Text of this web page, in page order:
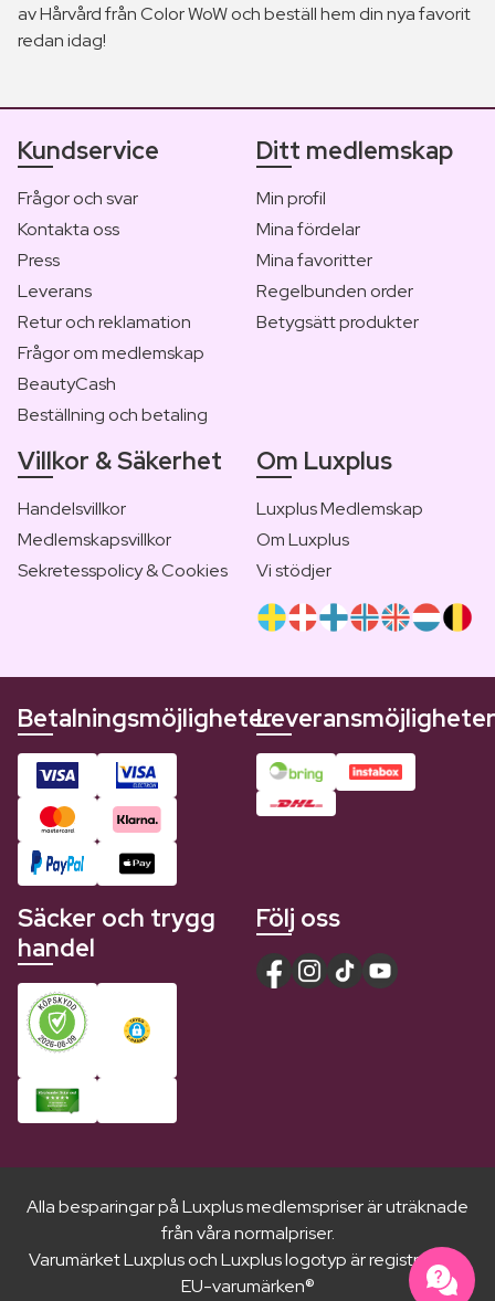
av Hårvård från Color WoW och beställ hem din nya favorit
redan idag!
Kundservice
Frågor och svar
Kontakta oss
Press
Leverans
Retur och reklamation
Frågor om medlemskap
BeautyCash
Beställning och betaling
Ditt medlemskap
Min profil
Mina fördelar
Mina favoritter
Regelbunden order
Betygsätt produkter
Villkor & Säkerhet
Handelsvillkor
Medlemskapsvillkor
Sekretesspolicy & Cookies
Om Luxplus
Luxplus Medlemskap
Om Luxplus
Vi stödjer
BetalningsmöjligheterLeveransmöjligheter
Säcker och trygg
handel
Följ oss
Alla besparingar på Luxplus medlemspriser är uträknade
från våra normalpriser.
Varumärket Luxplus och Luxplus logotyp är registrerade
EU-varumärken®